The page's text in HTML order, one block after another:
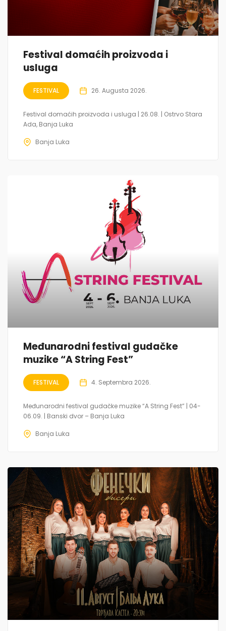
Festival domaćih proizvoda i
usluga
FESTIVAL 26. Augusta 2026.
Festival domaćih proizvoda i usluga | 26.08. | Ostrvo Stara
Ada, Banja Luka
Banja Luka
Međunarodni festival gudačke
muzike “A String Fest”
FESTIVAL 4. Septembra 2026.
Međunarodni festival gudačke muzike “A String Fest” | 04-
06.09. | Banski dvor – Banja Luka
Banja Luka